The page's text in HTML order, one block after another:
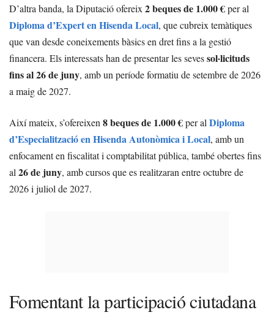
D’altra banda, la Diputació ofereix 2 beques de 1.000 €per al
Diploma d’Expert en Hisenda Local, que cubreix temàtiques
que van desde coneixements bàsics en dret fins a la gestió
financera. Els interessats han de presentar les sevessol·licituds
fins al 26 de juny, amb un període formatiu de setembre de 2026
a maig de 2027.
Així mateix, s’ofereixen 8 beques de 1.000 €per al Diploma
d’Especialització en Hisenda Autonòmica i Local, amb un
enfocament en fiscalitat i comptabilitat pública, també obertes fins
al 26 de juny, amb cursos que es realitzaran entre octubre de
2026 i juliol de 2027.
Fomentant la participació ciutadana